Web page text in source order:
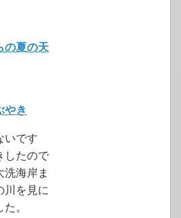
の夏の天
やき
いです
したので
洗海岸ま
川を見に
。